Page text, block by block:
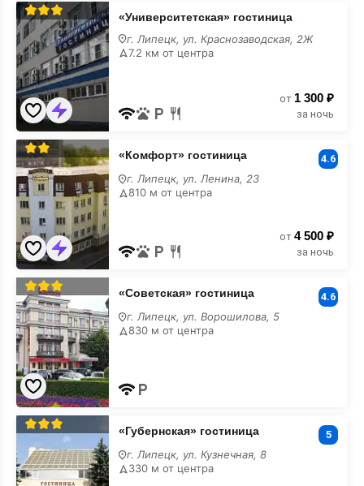
«Университетская»
гостиница
«Университетская» гостиница
г. Липецк, ул. Краснозаводская, 2Ж
7.2 км от центра
от 1 300 ₽
за ночь
«Комфорт»
гостиница
«Комфорт» гостиница 4.6
г. Липецк, ул. Ленина, 23
810 м от центра
от 4 500 ₽
за ночь
«Советская»
гостиница
«Советская» гостиница 4.6
г. Липецк, ул. Ворошилова, 5
830 м от центра
«Губернская»
гостиница
«Губернская» гостиница 5
г. Липецк, ул. Кузнечная, 8
330 м от центра